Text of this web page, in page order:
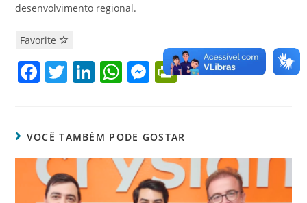
desenvolvimento regional.
Favorite
F
e
b
o
T
er
Li
e
dI
W
s
A
p
M
e
n
g
Pr
ri
e
n
VOCÊ TAMBÉM PODE GOSTAR